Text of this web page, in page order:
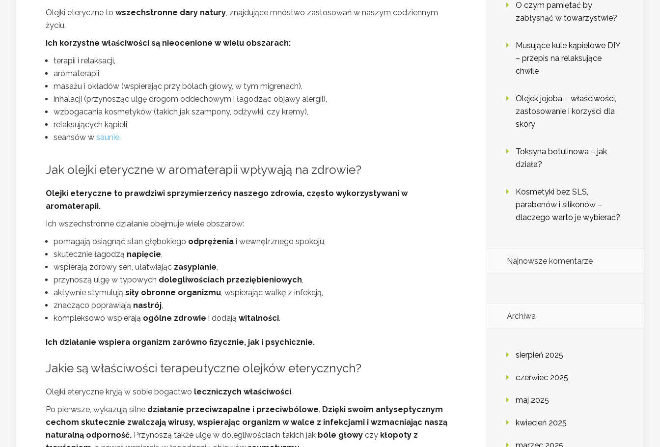
Olejki eteryczne to wszechstronne dary natury, znajdujące mnóstwo zastosowań w naszym codziennym
życiu.
Ich korzystne właściwości są nieocenione w wielu obszarach:
terapii i relaksacji,
aromaterapii,
masażu i okładów (wspierając przy bólach głowy, w tym migrenach),
inhalacji (przynosząc ulgę drogom oddechowym i łagodząc objawy alergii),
wzbogacania kosmetyków (takich jak szampony, odżywki, czy kremy),
relaksujących kąpieli,
seansów w saunie.
Jak olejki eteryczne w aromaterapii wpływają na zdrowie?
Olejki eteryczne to prawdziwi sprzymierzeńcy naszego zdrowia, często wykorzystywani w
aromaterapii.
Ich wszechstronne działanie obejmuje wiele obszarów:
pomagają osiągnąć stan głębokiego odprężenia i wewnętrznego spokoju,
skutecznie łagodzą napięcie,
wspierają zdrowy sen, ułatwiając zasypianie,
przynoszą ulgę w typowych dolegliwościach przeziębieniowych,
aktywnie stymulują siły obronne organizmu, wspierając walkę z infekcją,
znacząco poprawiają nastrój,
kompleksowo wspierają ogólne zdrowie i dodają witalności.
Ich działanie wspiera organizm zarówno fizycznie, jak i psychicznie.
Jakie są właściwości terapeutyczne olejków eterycznych?
Olejki eteryczne kryją w sobie bogactwo leczniczych właściwości.
Po pierwsze, wykazują silne działanie przeciwzapalne i przeciwbólowe. Dzięki swoim antyseptycznym
cechom skutecznie zwalczają wirusy, wspierając organizm w walce z infekcjami i wzmacniając naszą
naturalną odporność. Przynoszą także ulgę w dolegliwościach takich jak bóle głowy czy kłopoty z
O czym pamiętać by
zabłysnąć w towarzystwie?
Musujące kule kąpielowe DIY
– przepis na relaksujące
chwile
Olejek jojoba – właściwości,
zastosowanie i korzyści dla
skóry
Toksyna botulinowa – jak
działa?
Kosmetyki bez SLS,
parabenów i silikonów –
dlaczego warto je wybierać?
Najnowsze komentarze
Archiwa
sierpień 2025
czerwiec 2025
maj 2025
kwiecień 2025